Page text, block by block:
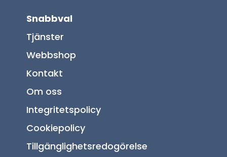
Snabbval
Tjänster
Webbshop
Kontakt
Om oss
Integritetspolicy
Cookiepolicy
Tillgänglighetsredogörelse